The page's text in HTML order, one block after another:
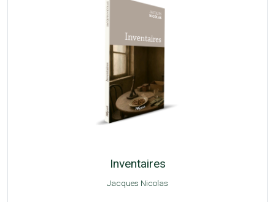
Inventaires
Jacques Nicolas